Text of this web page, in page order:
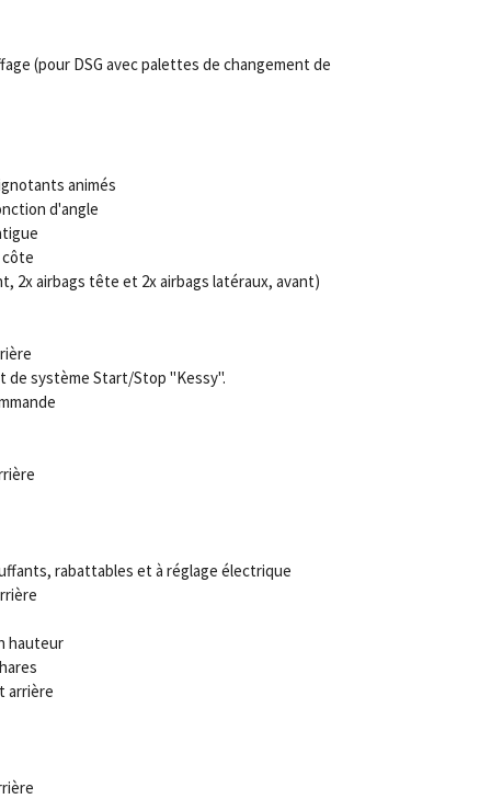
(pour DSG avec palettes de changement de
animés
d'angle
côte
2x airbags tête et 2x airbags latéraux, avant)
de système Start/Stop "Kessy".
rabattables et à réglage électrique
hauteur
arrière